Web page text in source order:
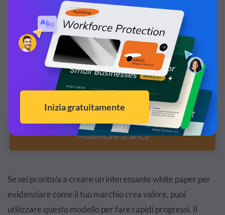
Personalizza questo modello e personalizzalo!
Modifica e scarica
Se sei pronto/a a creare un interessante white paper per
evidenziare come il tuo marchio crea valore, puoi
utilizzare questo modello per fare rapidi progressi. Il